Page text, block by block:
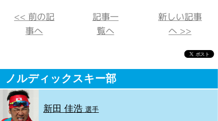
<< 前の記
事へ
記事一
覧へ
新しい記事
へ >>
ノルディックスキー部
新田 佳浩選手